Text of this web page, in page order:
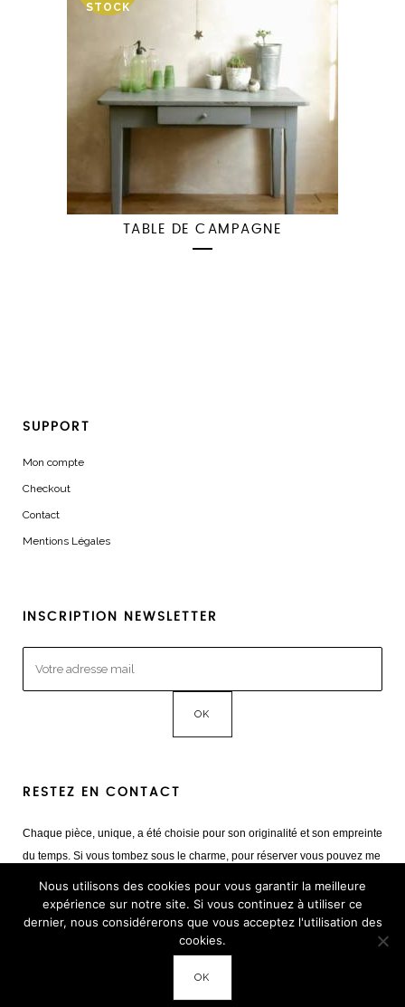
STOCK
TABLE DE CAMPAGNE
SUPPORT
Mon compte
Checkout
Contact
Mentions Légales
INSCRIPTION NEWSLETTER
RESTEZ EN CONTACT
Chaque pièce, unique, a été choisie pour son originalité et son empreinte
du temps. Si vous tombez sous le charme, pour réserver vous pouvez me
contacter
Mail :giulia@cestvintage.com
Tél : +33(0) 6 22 65 93 17
Nous utilisons des cookies pour vous garantir la meilleure
expérience sur notre site. Si vous continuez à utiliser ce
dernier, nous considérerons que vous acceptez l'utilisation des
cookies.
OK